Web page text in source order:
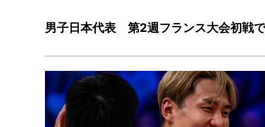
男子日本代表 第2週フランス大会初戦